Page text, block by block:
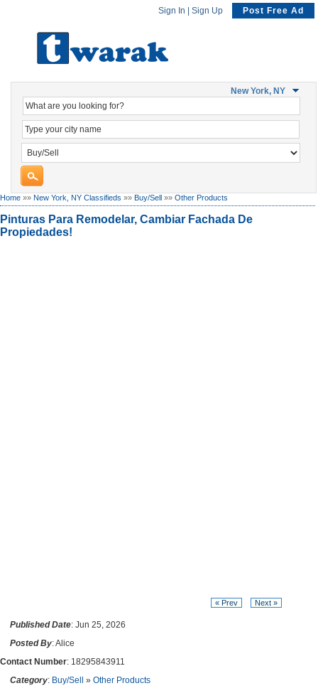
Sign In Sign Up Post Free Ad
New York, NY
Home »» New York, NY Classifieds »» Buy/Sell »» Other Products
Pinturas Para Remodelar, Cambiar Fachada De
Propiedades!
« Prev Next »
Published Date: Jun 25, 2026
Posted By: Alice
Contact Number: 18295843911
Category: Buy/Sell » Other Products